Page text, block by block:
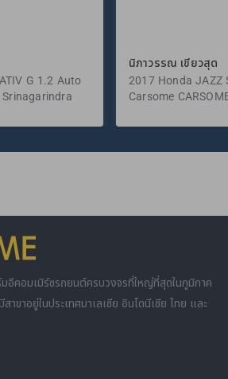
G 1.2 Auto
Srinagarindra
นิภาวรรณ เขียวสุด
2017 Honda JAZZ
Carsome
อีคอมเมิร์ซรถยนต์ครบวงจรที่ใหญ่ที่สุดในภูมิภาค
าขาอยู่ในประเทศมาเลเซีย อินโดนีเซีย ไทย และ